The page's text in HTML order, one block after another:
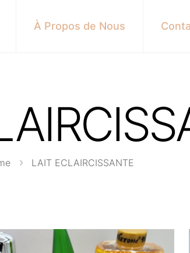
À Propos de Nous
LAIT ECLAIRCISSANTE